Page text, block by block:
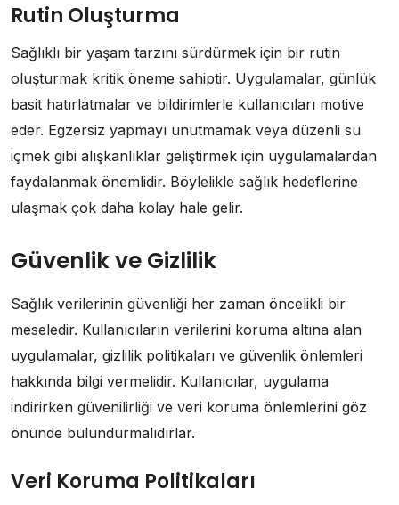
Rutin Oluşturma
Sağlıklı bir yaşam tarzını sürdürmek için bir rutin
oluşturmak kritik öneme sahiptir. Uygulamalar, günlük
basit hatırlatmalar ve bildirimlerle kullanıcıları motive
eder. Egzersiz yapmayı unutmamak veya düzenli su
içmek gibi alışkanlıklar geliştirmek için uygulamalardan
faydalanmak önemlidir. Böylelikle sağlık hedeflerine
ulaşmak çok daha kolay hale gelir.
Güvenlik ve Gizlilik
Sağlık verilerinin güvenliği her zaman öncelikli bir
meseledir. Kullanıcıların verilerini koruma altına alan
uygulamalar, gizlilik politikaları ve güvenlik önlemleri
hakkında bilgi vermelidir. Kullanıcılar, uygulama
indirirken güvenilirliği ve veri koruma önlemlerini göz
önünde bulundurmalıdırlar.
Veri Koruma Politikaları